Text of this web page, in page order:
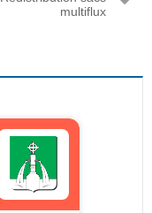
multiflux